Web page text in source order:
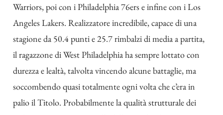
Warriors, poi con i Philadelphia 76ers e infine con i Los
Angeles Lakers. Realizzatore incredibile, capace di una
stagione da 50.4 punti e 25.7 rimbalzi di media a partita,
il ragazzone di West Philadelphia ha sempre lottato con
durezza e lealtà, talvolta vincendo alcune battaglie, ma
soccombendo quasi totalmente ogni volta che c’era in
palio il Titolo. Probabilmente la qualità strutturale dei